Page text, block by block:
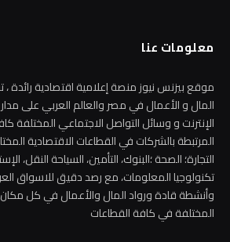
معلومات عنا
موقع بيزنس نيوز منصة إعلامية اقتصادية رائدة
المال و الأعمال في مصر والعالم العربي على
الإنترنت و وسائل التواصل الاجتماعي المختلفة كافة
المرتبطة بالشركات في القطاعات الاقتصادية
التجارة؛ الصحة ؛البنوك، التأمين، السياحة النقل،
تكنولوجيا المعلومات، مع رصد دقيق للاسواق
وأنشطة قادة ورواد المال والأعمال في كل مكان
المختلفة في كافة القطاعات